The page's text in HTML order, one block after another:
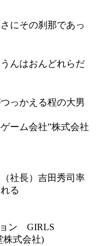
にその刹那であっ
んはおんどれらだ
っかえる程の大男
ーム会社”株式会社
社長）吉田秀司率
る
ョン GIRLS
式会社)